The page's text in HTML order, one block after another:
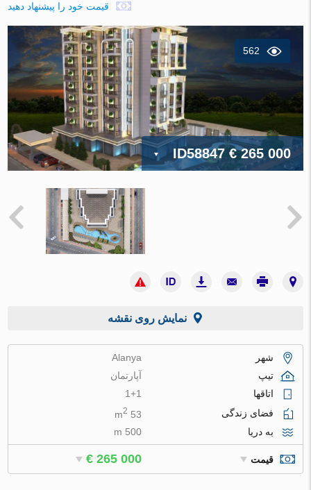
قیمت خود را پیشنهاد دهید
562
ID58847€ 265 000
نمایش روی نقشه
شهر
Alanya
تیپ
آپارتمان
اتاقها
1+1
فضای زندگی
53 m
2
به دریا 500 m
قیمت € 265 000